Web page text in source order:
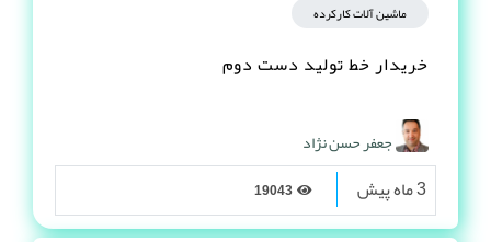
ماشین آلات کارکرده
خریدار خط تولید دست دوم
جعفر حسن نژاد
3 ماه پیش